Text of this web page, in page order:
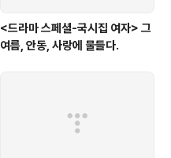
<드라마 스페셜-국시집 여자> 그
여름, 안동, 사랑에 물들다.